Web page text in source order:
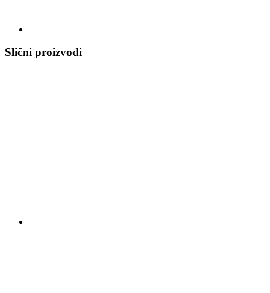
Slični proizvodi